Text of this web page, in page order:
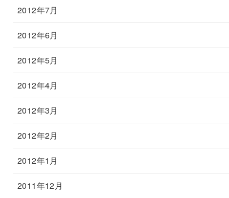
2012年7月
2012年6月
2012年5月
2012年4月
2012年3月
2012年2月
2012年1月
2011年12月